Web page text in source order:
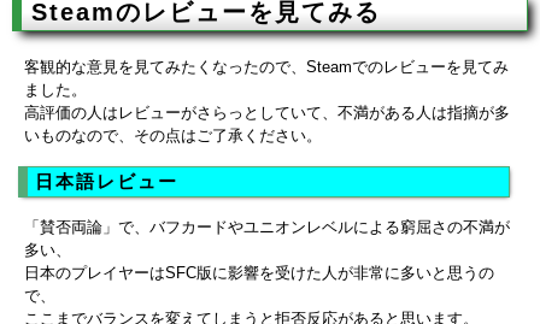
Steamのレビューを見てみる
客観的な意見を見てみたくなったので、Steamでのレビューを見てみ
ました。
高評価の人はレビューがさらっとしていて、不満がある人は指摘が多
いものなので、その点はご了承ください。
日本語レビュー
「賛否両論」で、バフカードやユニオンレベルによる窮屈さの不満が
多い、
日本のプレイヤーはSFC版に影響を受けた人が非常に多いと思うの
で、
ここまでバランスを変えてしまうと拒否反応があると思います。